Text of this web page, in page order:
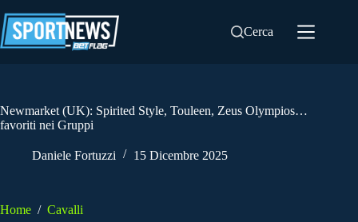
al
contenuto
Cerca
Newmarket (UK): Spirited Style, Touleen, Zeus Olympios…
favoriti nei Gruppi
Daniele Fortuzzi 15 Dicembre 2025
Home / Cavalli